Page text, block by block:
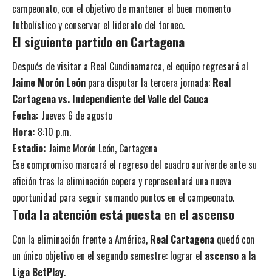
campeonato, con el objetivo de mantener el buen momento
futbolístico y conservar el liderato del torneo.
El siguiente partido en Cartagena
Después de visitar a Real Cundinamarca, el equipo regresará al
Jaime Morón León para disputar la tercera jornada: Real
Cartagena vs. Independiente del Valle del Cauca
Fecha: Jueves 6 de agosto
Hora: 8:10 p.m.
Estadio: Jaime Morón León, Cartagena
Ese compromiso marcará el regreso del cuadro auriverde ante su
afición tras la eliminación copera y representará una nueva
oportunidad para seguir sumando puntos en el campeonato.
Toda la atención está puesta en el ascenso
Con la eliminación frente a América, Real Cartagena quedó con
un único objetivo en el segundo semestre: lograr el ascenso a la
Liga BetPlay.